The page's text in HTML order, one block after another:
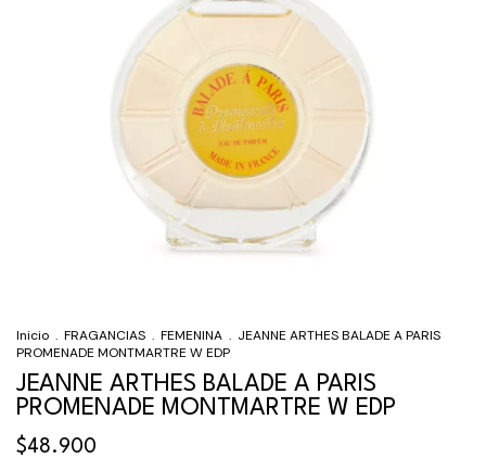
Inicio . FRAGANCIAS . FEMENINA . JEANNE ARTHES BALADE A PARIS
PROMENADE MONTMARTRE W EDP
JEANNE ARTHES BALADE A PARIS
PROMENADE MONTMARTRE W EDP
$48.900